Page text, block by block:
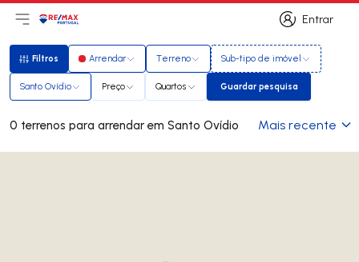
Entrar
Entrar
Abri menu principal
LogoIr para página inicial
Filtros
Filtros Arrendar Terreno Sub-tipo de imóvel
Santo Ovídio Preço Quartos Guardar pesquisa
Guardar pesquisa
0 terrenos para arrendar em Santo Ovídio Mais recente